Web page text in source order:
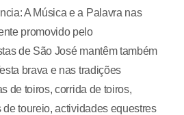
A Música e a Palavra nas
promovido pelo
de São José mantêm também
brava e nas tradições
de toiros, corrida de toiros,
toureio, actividades equestres